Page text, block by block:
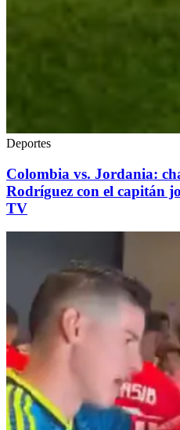
Deportes
Colombia vs. Jordania:
Rodríguez con el capitán
TV